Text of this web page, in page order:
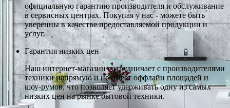
официальную гарантию производителя и обслуживание
в сервисных центрах. Покупая у нас - можете быть
уверенны в качестве предоставляемой продукции и
услуг.
Гарантия низких цен
Наш интернет-магазин сотрудничает с производителями
техники напрямую и не имеет оффлайн площадей и
шоу-румов, что позволяет удерживать одну из самых
низких цен на рынке бытовой техники.